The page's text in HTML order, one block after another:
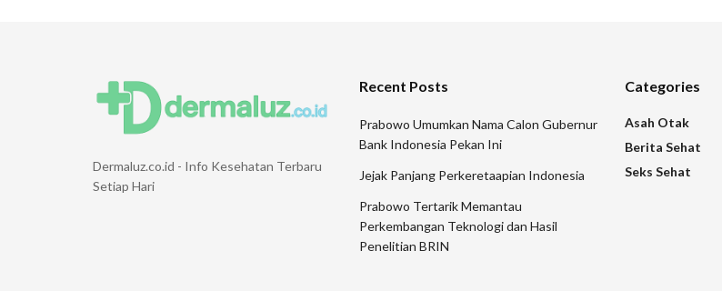
Dermaluz.co.id - Info Kesehatan Terbaru
Setiap Hari
Recent Posts
Prabowo Umumkan Nama Calon Gubernur
Bank Indonesia Pekan Ini
Jejak Panjang Perkeretaapian Indonesia
Prabowo Tertarik Memantau
Perkembangan Teknologi dan Hasil
Penelitian BRIN
Categories
Asah Otak
Berita Sehat
Seks Sehat